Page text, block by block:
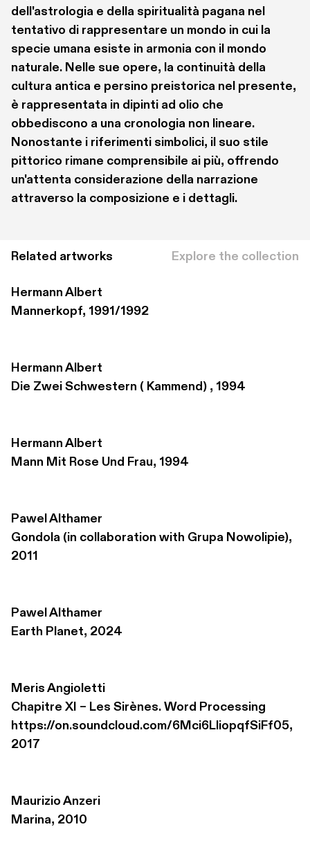
dell'astrologia e della spiritualità pagana nel
tentativo di rappresentare un mondo in cui la
specie umana esiste in armonia con il mondo
naturale. Nelle sue opere, la continuità della
cultura antica e persino preistorica nel presente,
è rappresentata in dipinti ad olio che
obbediscono a una cronologia non lineare.
Nonostante i riferimenti simbolici, il suo stile
pittorico rimane comprensibile ai più, offrendo
un'attenta considerazione della narrazione
attraverso la composizione e i dettagli.
Related artworks Explore the collection
Hermann Albert
Mannerkopf, 1991/1992
Hermann Albert
Die Zwei Schwestern ( Kammend) , 1994
Hermann Albert
Mann Mit Rose Und Frau, 1994
Pawel Althamer
Gondola (in collaboration with Grupa Nowolipie),
2011
Pawel Althamer
Earth Planet, 2024
Meris Angioletti
Chapitre XI – Les Sirènes. Word Processing
https://on.soundcloud.com/6Mci6LliopqfSiFf05,
2017
Maurizio Anzeri
Marina, 2010